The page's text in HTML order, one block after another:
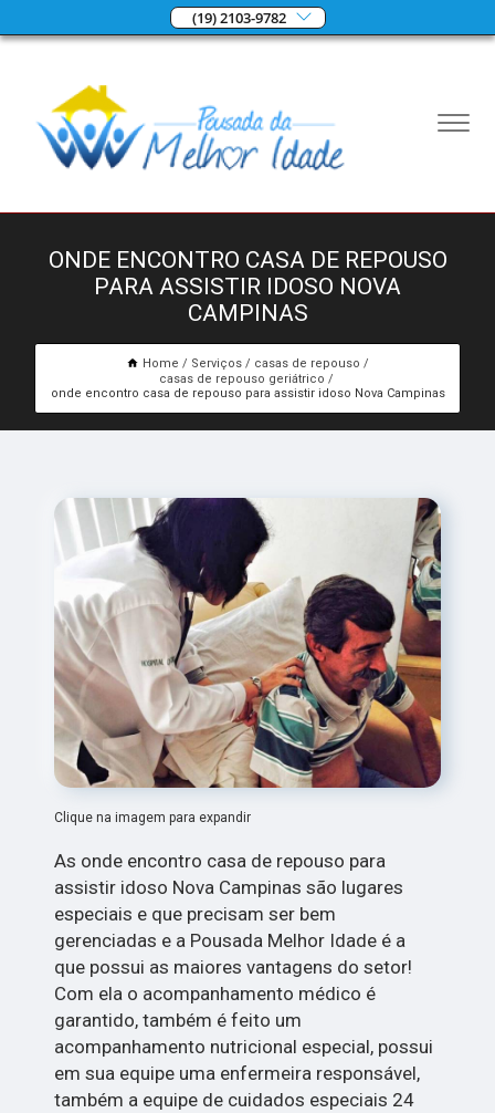
(19) 2103-9782
ONDE ENCONTRO CASA DE REPOUSO
PARA ASSISTIR IDOSO NOVA
CAMPINAS
Home Serviços
casas de repouso
casas de repouso geriátrico
onde encontro casa de repouso para assistir idoso Nova Campinas
Clique na imagem para expandir
As onde encontro casa de repouso para
assistir idoso Nova Campinas são lugares
especiais e que precisam ser bem
gerenciadas e a Pousada Melhor Idade é a
que possui as maiores vantagens do setor!
Com ela o acompanhamento médico é
garantido, também é feito um
acompanhamento nutricional especial, possui
em sua equipe uma enfermeira responsável,
também a equipe de cuidados especiais 24